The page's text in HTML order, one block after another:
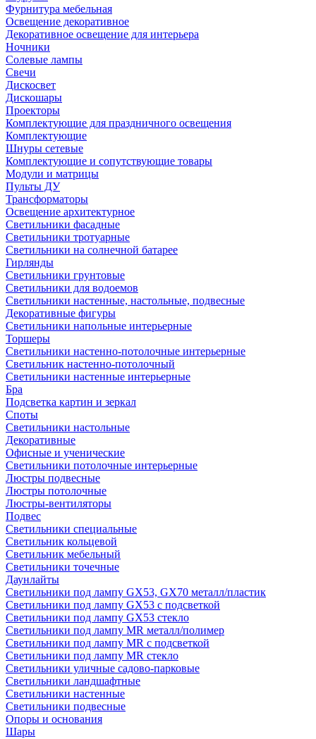
Фурнитура мебельная
Освещение декоративное
Декоративное освещение для интерьера
Ночники
Солевые лампы
Свечи
Дискосвет
Дискошары
Проекторы
Комплектующие для праздничного освещения
Комплектующие
Шнуры сетевые
Комплектующие и сопутствующие товары
Модули и матрицы
Пульты ДУ
Трансформаторы
Освещение архитектурное
Светильники фасадные
Светильники тротуарные
Светильники на солнечной батарее
Гирлянды
Светильники грунтовые
Светильники для водоемов
Светильники настенные, настольные, подвесные
Декоративные фигуры
Светильники напольные интерьерные
Торшеры
Светильники настенно-потолочные интерьерные
Светильник настенно-потолочный
Светильники настенные интерьерные
Бра
Подсветка картин и зеркал
Споты
Светильники настольные
Декоративные
Офисные и ученические
Светильники потолочные интерьерные
Люстры подвесные
Люстры потолочные
Люстры-вентиляторы
Подвес
Светильники специальные
Светильник кольцевой
Светильник мебельный
Светильники точечные
Даунлайты
Светильники под лампу GX53, GX70 металл/пластик
Светильники под лампу GX53 с подсветкой
Светильники под лампу GX53 стекло
Светильники под лампу MR металл/полимер
Светильники под лампу MR с подсветкой
Светильники под лампу MR стекло
Светильники уличные садово-парковые
Светильники ландшафтные
Светильники настенные
Светильники подвесные
Опоры и основания
Шары